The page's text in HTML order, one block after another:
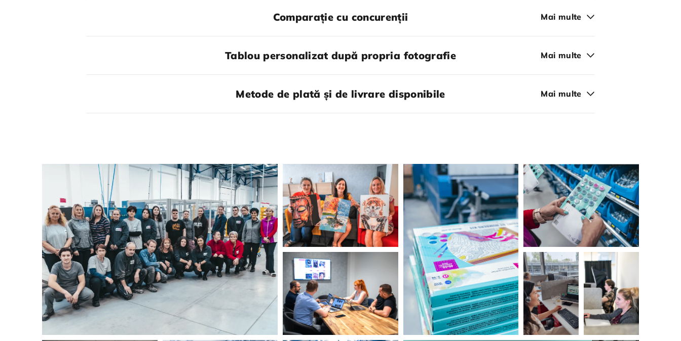
Comparație cu concurenții Mai multe
Tablou personalizat după propria fotografie Mai multe
Metode de plată și de livrare disponibile Mai multe